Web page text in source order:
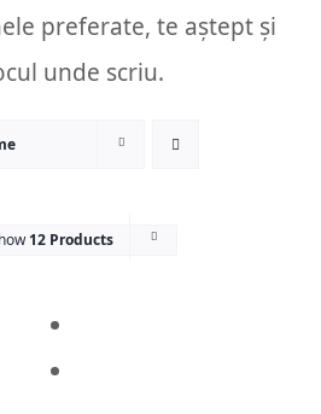
preferate, te aștept și
unde scriu.
12 Products